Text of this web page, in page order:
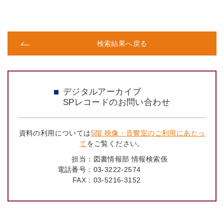
検索結果へ戻る
デジタルアーカイブ
SPレコードのお問い合わせ
資料の利用については5階 映像・音響室のご利用にあたっ
てをご覧ください。
担当： 図書情報部 情報検索係
電話番号： 03-3222-2574
FAX： 03-5216-3152